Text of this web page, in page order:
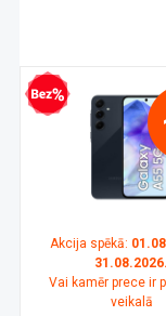
kredīts
Akcija spēkā:
31.08.2026.
Vai kamēr prece ir
veikalā